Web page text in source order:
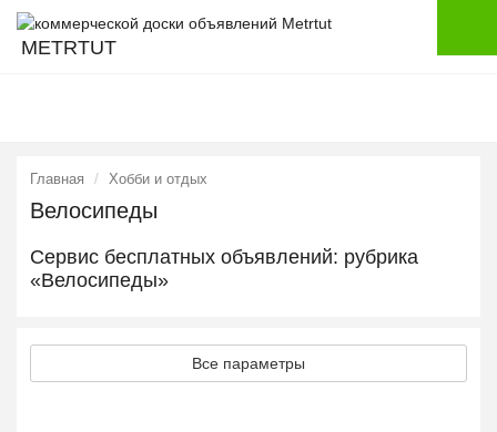
METRTUT
Главная Хобби и отдых
Велосипеды
Сервис бесплатных объявлений: рубрика
«Велосипеды»
Все параметры